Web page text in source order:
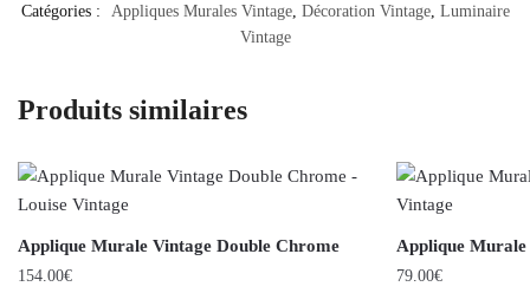
Catégories : Appliques Murales Vintage, Décoration Vintage, Luminaire
Vintage
Produits similaires
Applique Murale Vintage Double Chrome
154.00€
Applique
79.00€